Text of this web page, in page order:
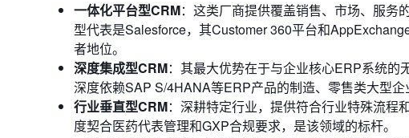
一体化平台型CRM：这类厂商提供覆盖销售、市场、服务
型代表是Salesforce，其Customer 360平台和
者地位。
深度集成型CRM：其最大优势在于与企业核心ERP系统
深度依赖SAP S/4HANA等ERP产品的制造、零售类大型企
行业垂直型CRM：深耕特定行业，提供符合行业特殊流程
度契合医药代表管理和GXP合规要求，是该领域的标杆。